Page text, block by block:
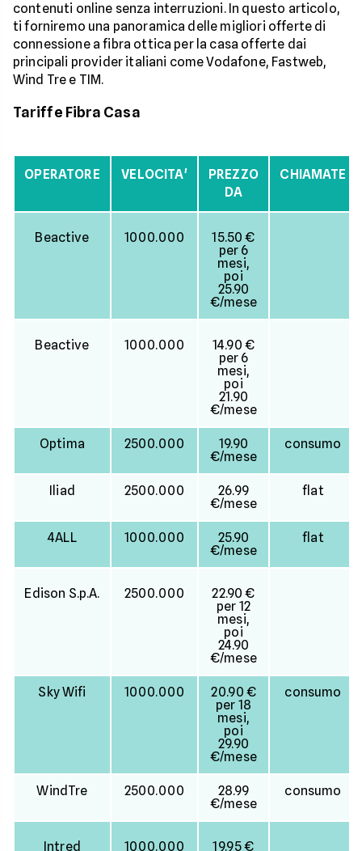
contenuti online senza interruzioni. In questo articolo,
ti forniremo una panoramica delle migliori offerte di
connessione a fibra ottica per la casa offerte dai
principali provider italiani come Vodafone, Fastweb,
Wind Tre e TIM.
Tariffe Fibra Casa
OPERATORE VELOCITA'
PREZZO
DA
CHIAMATE
Beactive 1000.000
15.50 €
per 6
mesi,
poi
25.90
€/mese
Beactive 1000.000
14.90 €
per 6
mesi,
poi
21.90
€/mese
Optima 2500.000
19.90
€/mese
consumo
Iliad 2500.000
26.99
€/mese
flat
4ALL 1000.000
25.90
€/mese
flat
Edison S.p.A. 2500.000
22.90 €
per 12
mesi,
poi
24.90
€/mese
Sky Wifi 1000.000
20.90 €
per 18
mesi,
poi
29.90
€/mese
consumo
WindTre 2500.000
28.99
€/mese
consumo
Intred 1000.000
19.95 €